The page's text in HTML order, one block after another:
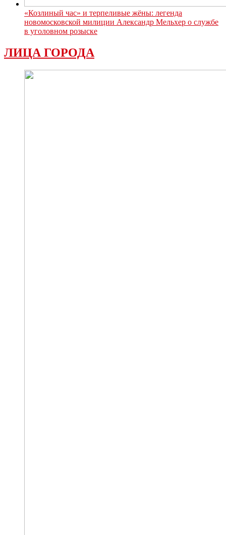
«Козлиный час» и терпеливые жёны: легенда
новомосковской милиции Александр Мельхер о службе
в уголовном розыске
ЛИЦА ГОРОДА